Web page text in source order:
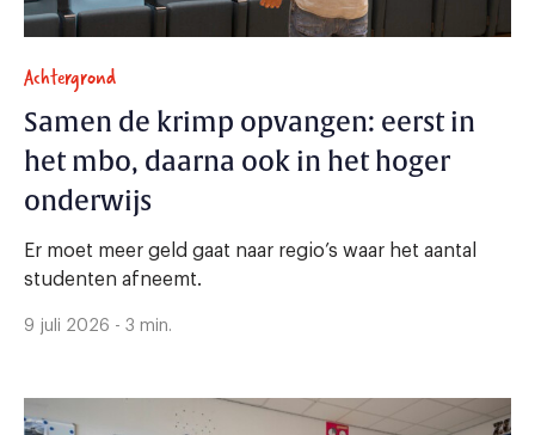
Achtergrond
Samen de krimp opvangen: eerst in
het mbo, daarna ook in het hoger
onderwijs
Er moet meer geld gaat naar regio’s waar het aantal
studenten afneemt.
9 juli 2026 - 3 min.